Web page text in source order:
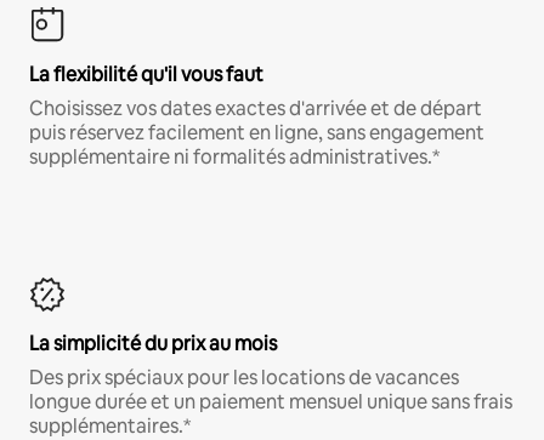
La flexibilité qu'il vous faut
Choisissez vos dates exactes d'arrivée et de départ
puis réservez facilement en ligne, sans engagement
supplémentaire ni formalités administratives.*
La simplicité du prix au mois
Des prix spéciaux pour les locations de vacances
longue durée et un paiement mensuel unique sans frais
supplémentaires.*